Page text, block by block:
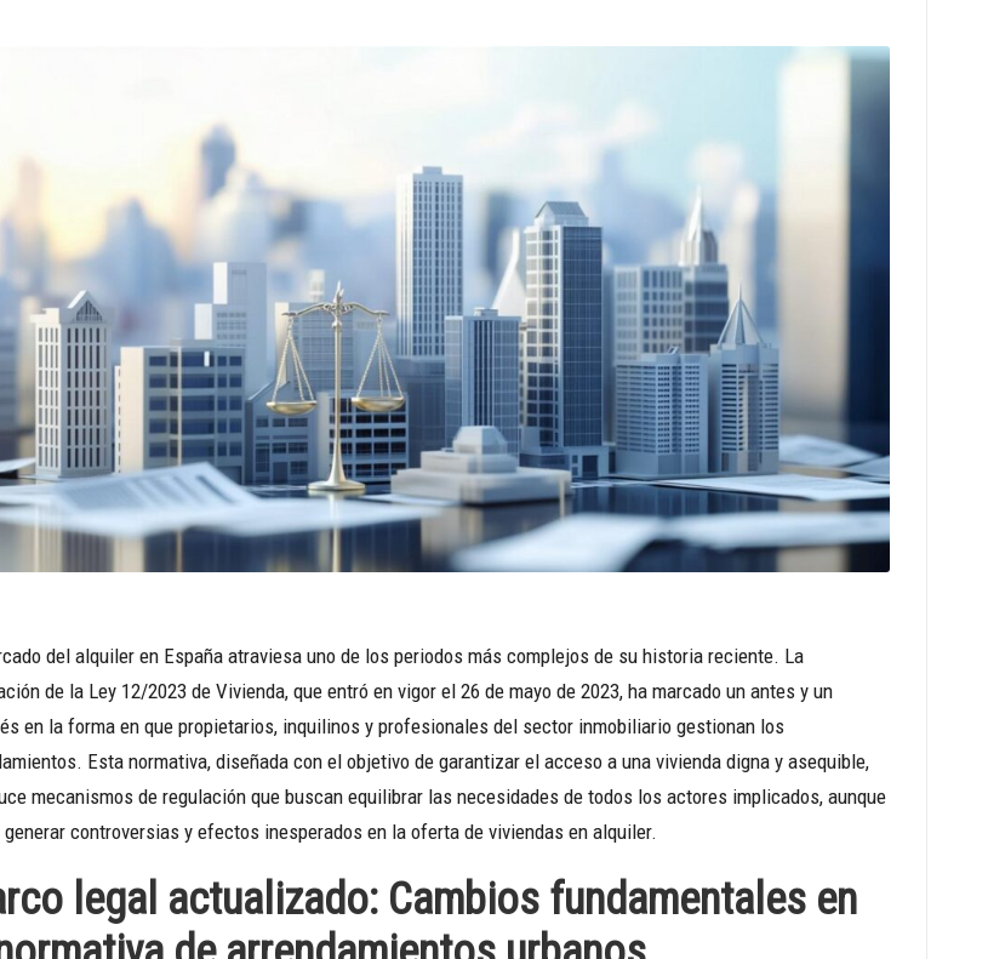
del alquiler en España atraviesa uno de los periodos más complejos de su historia reciente. La
de la Ley 12/2023 de Vivienda, que entró en vigor el 26 de mayo de 2023, ha marcado un antes y un
en la forma en que propietarios, inquilinos y profesionales del sector inmobiliario gestionan los
Esta normativa, diseñada con el objetivo de garantizar el acceso a una vivienda digna y asequible,
mecanismos de regulación que buscan equilibrar las necesidades de todos los actores implicados, aunque
controversias y efectos inesperados en la oferta de viviendas en alquiler.
legal actualizado: Cambios fundamentales en